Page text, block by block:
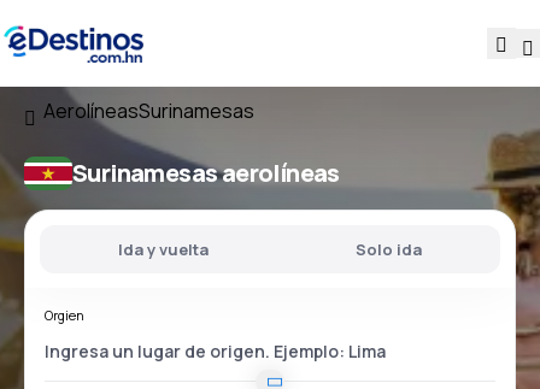
AerolíneasSurinamesas
Surinamesas aerolíneas
Ida y vuelta Solo ida
Orgien